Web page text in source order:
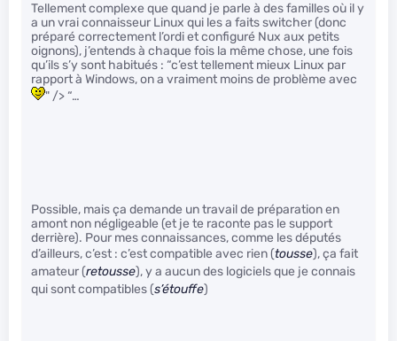
Tellement complexe que quand je parle à des familles où il y
a un vrai connaisseur Linux qui les a faits switcher (donc
préparé correctement l’ordi et configuré Nux aux petits
oignons), j’entends à chaque fois la même chose, une fois
qu’ils s’y sont habitués : “c’est tellement mieux Linux par
rapport à Windows, on a vraiment moins de problème avec
" /> “…
Possible, mais ça demande un travail de préparation en
amont non négligeable (et je te raconte pas le support
derrière). Pour mes connaissances, comme les députés
d’ailleurs, c’est : c’est compatible avec rien (tousse), ça fait
amateur (retousse), y a aucun des logiciels que je connais
qui sont compatibles (s’étouffe)